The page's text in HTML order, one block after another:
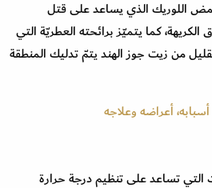
اللوريك الذي يساعد على قتل
الكريهة، كما يتميّز برائحته العطريّة التي
من زيت جوز الهند يتمّ تدليك المنطقة
أعراضه وعلاجه
التي تساعد على تنظيم درجة حرارة